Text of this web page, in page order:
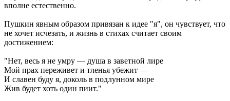
вполне естественно.
Пушкин явным образом привязан к идее "я", он чувствует, что
не хочет исчезать, и жизнь в стихах считает своим
достижением:
"Нет, весь я не умру — душа в заветной лире
Мой прах переживет и тленья убежит —
И славен буду я, доколь в подлунном мире
Жив будет хоть один пиит."